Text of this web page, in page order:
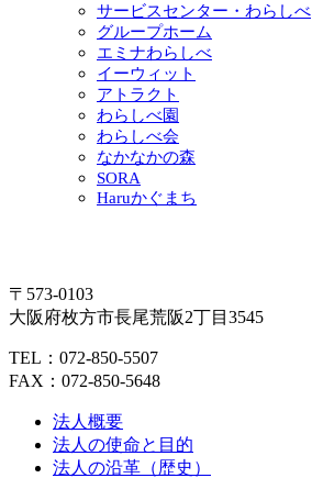
サービスセンター・わらしべ
グループホーム
エミナわらしべ
イーウィット
アトラクト
わらしべ園
わらしべ会
なかなかの森
SORA
Haruかぐまち
〒573-0103
大阪府枚方市長尾荒阪2丁目3545
TEL：072-850-5507
FAX：072-850-5648
法人概要
法人の使命と目的
法人の沿革（歴史）